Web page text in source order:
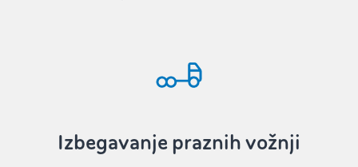
Izbegavanje praznih vožnji